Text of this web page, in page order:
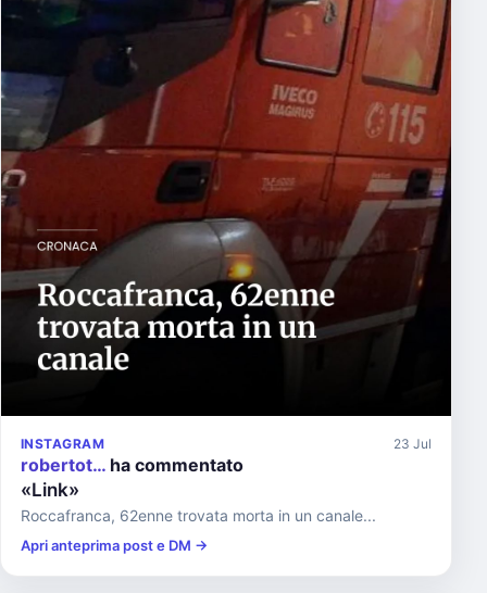
INSTAGRAM 23 Jul
robertot… ha commentato
«Link»
Roccafranca, 62enne trovata morta in un canale...
Apri anteprima post e DM →